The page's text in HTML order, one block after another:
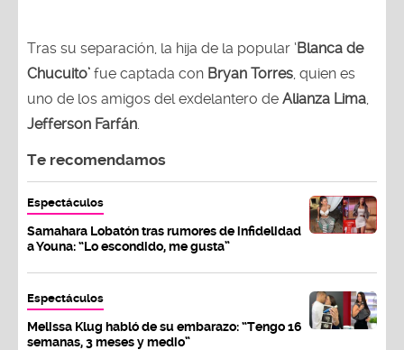
Tras su separación, la hija de la popular ‘Blanca de
Chucuito’ fue captada con Bryan Torres , quien es
uno de los amigos del exdelantero de Alianza Lima
Jefferson Farfán
Te recomendamos
Espectáculos
Samahara Lobatón tras rumores de infidelidad
a Youna: “Lo escondido, me gusta”
Espectáculos
Melissa Klug habló de su embarazo: “Tengo 16
semanas, 3 meses y medio”